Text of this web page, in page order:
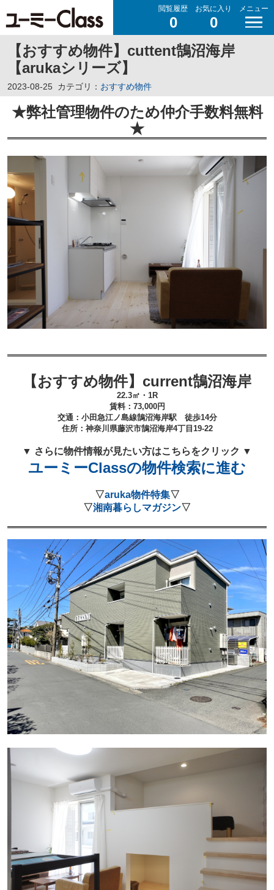
閲覧履歴
0
お気に入り
0
メニュー
【おすすめ物件】cuttent鵠沼海岸
【arukaシリーズ】
2023-08-25 カテゴリ： おすすめ物件
★弊社管理物件のため仲介手数料無料
★
【おすすめ物件】current鵠沼海岸
22.3㎡・1R
賃料：73,000円
交通：小田急江ノ島線鵠沼海岸駅 徒歩14分
住所：神奈川県藤沢市鵠沼海岸4丁目19-22
▼ さらに物件情報が見たい方はこちらをクリック ▼
ユーミーClassの物件検索に進む
▽aruka物件特集▽
▽湘南暮らしマガジン▽